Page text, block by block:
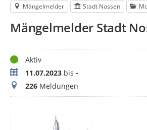
Mängelmelder Stadt Nossen
Mängelmelder Stadt
StatusAktiv
Zeitraum11.07.2023 bis -
Meldungen
226 Meldungen